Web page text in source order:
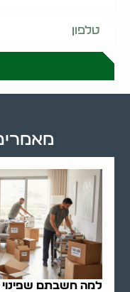
למה חשבתם שפינוי